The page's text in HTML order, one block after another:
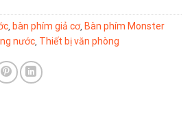
bàn phím giả cơ, Bàn phím Monster
nước Thiết bị văn phòng